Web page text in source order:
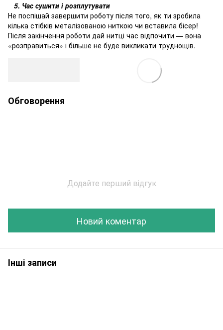
5. Час сушити і розплутувати
Не поспішай завершити роботу після того, як ти зробила
кілька стібків металізованою ниткою чи вставила бісер!
Після закінчення роботи дай нитці час відпочити — вона
«розправиться» і більше не буде викликати труднощів.
Обговорення
Додайте перший відгук
Новий коментар
Інші записи